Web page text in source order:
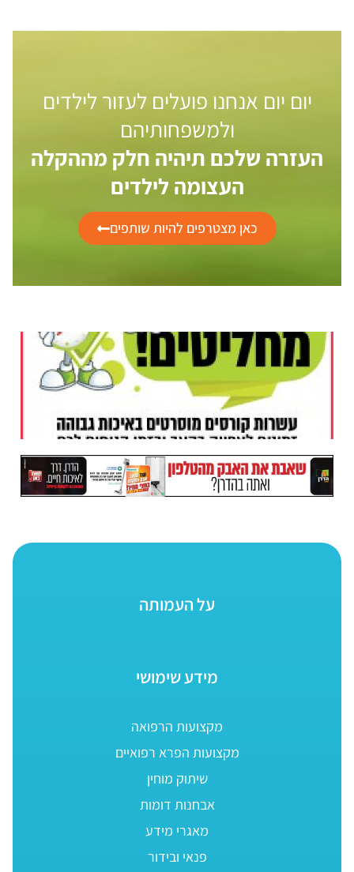
יום יום אנחנו פועלים לעזור לילדים
ולמשפחותיהם
העזרה שלכם תיהיה חלק מההקלה
העצומה לילדים
כאן מצטרפים להיות שותפים
על העמותה
מידע שימושי
מקצועות הרפואה
מקצועות הפרא רפואיים
שיתוק מוחין
אבחנות דומות
מאגרי מידע
פנאי ובידור